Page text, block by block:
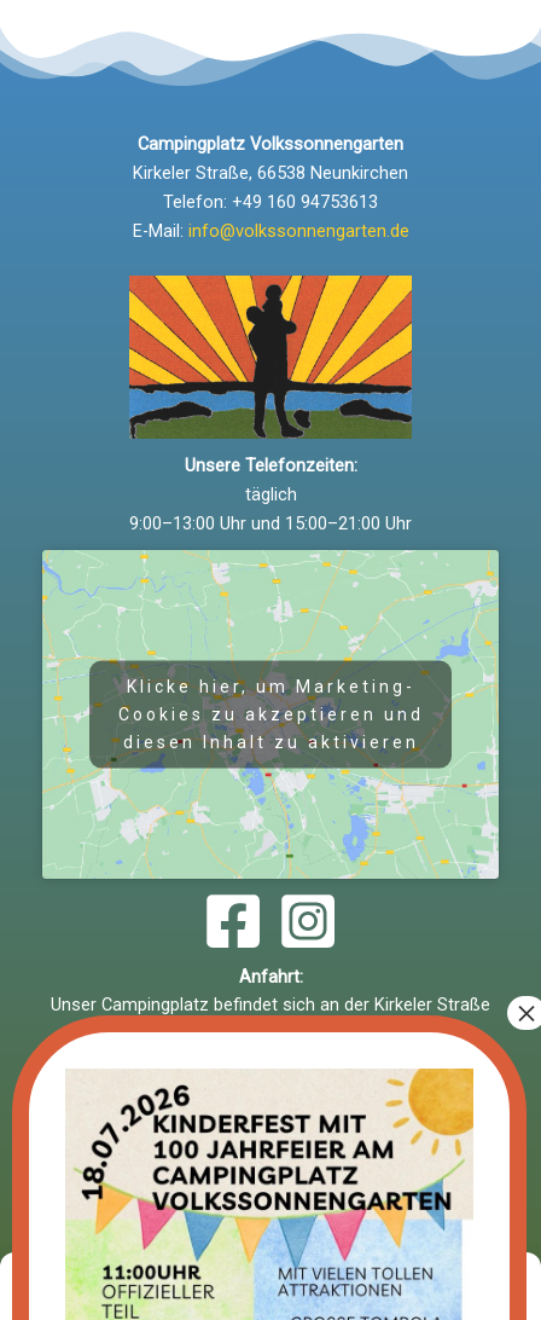
Zustimmung verwalten
Campingplatz Volkssonnengarten
Kirkeler Straße, 66538 Neunkirchen
Telefon: +49 160 94753613
E-Mail: info@volkssonnengarten.de
Unsere Telefonzeiten:
täglich
9:00–13:00 Uhr und 15:00–21:00 Uhr
Klicke hier, um Marketing-
Cookies zu akzeptieren und
diesen Inhalt zu aktivieren
Anfahrt:
Unser Campingplatz befindet sich an der Kirkeler Straße
in 66538 Neunkirchen.
Mit dem Auto:
Nehmen Sie die AbfahrtNeunkirchen Oberstadtund
folgen Sie der Beschilderung zum Campingplatz.
Fahren Sie anKauflandundMedia Marktvorbei und
biegen Sieunterhalb der Brückein die Zufahrt ein.
Mit dem Bus:
Vom Neunkircher Hauptbahnhof nehmen Sie die Linie 315
bis zur Haltestelle
Kirkeler Str. – von dort sind es nur